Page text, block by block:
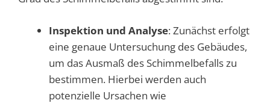
Inspektion und Analyse: Zunächst erfolgt
eine genaue Untersuchung des Gebäudes,
um das Ausmaß des Schimmelbefalls zu
bestimmen. Hierbei werden auch
potenzielle Ursachen wie